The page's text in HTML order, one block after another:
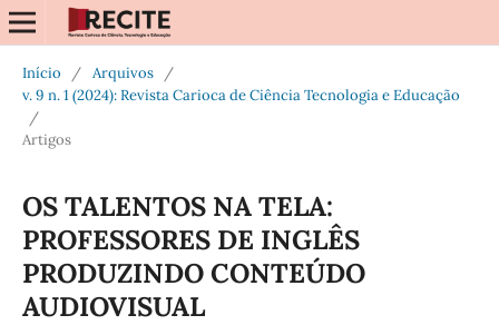
Início / Arquivos
/
v. 9 n. 1 (2024): Revista Carioca de Ciência Tecnologia e Educação
/
Artigos
OS TALENTOS NA TELA:
PROFESSORES DE INGLÊS
PRODUZINDO CONTEÚDO
AUDIOVISUAL